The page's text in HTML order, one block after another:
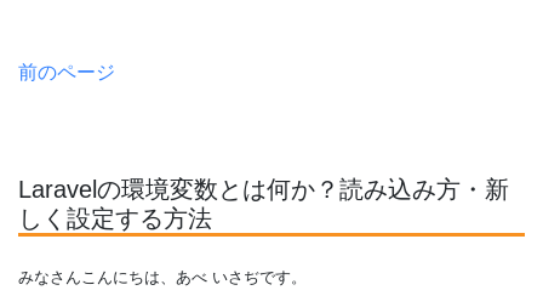
前のページ
Laravelの環境変数とは何か？読み込み方・新
しく設定する方法
みなさんこんにちは、あべ いさぢです。